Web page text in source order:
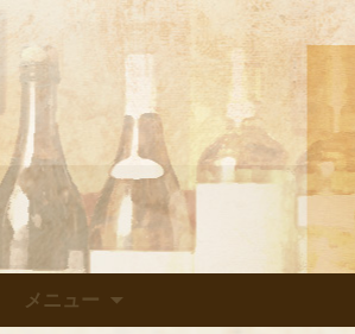
武蔵小杉の美味しい
「イルヴェント」の
武蔵小杉の美味しいイ
ヴェント」のブログ
メニュー